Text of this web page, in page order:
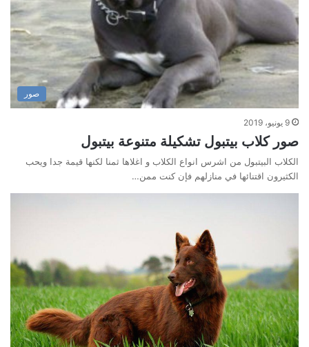
صور
9 يونيو، 2019
صور كلاب بيتبول تشكيلة متنوعة بيتبول
الكلاب البيتبول من اشرس انواع الكلاب و اغلاها ثمنا لكنها قيمة جدا ويحب
الكثيرون اقتنائها في منازلهم فإن كنت ممن…